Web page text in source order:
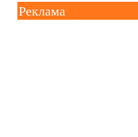
Реклама